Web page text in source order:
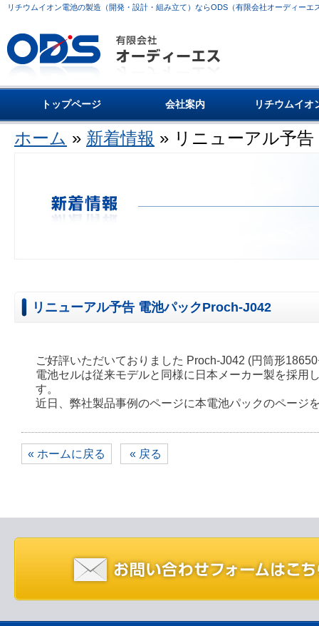
リチウムイオン電池の製造（開発・設計・組み立て）ならODS（有限会社オーディーエ
トップページ 会社案内 リチウムイオ
ホーム » 新着情報 » リニューアル予
リニューアル予告 電池パックProch-J042
ご好評いただいておりました Proch-J042 (円筒形
電池セルは従来モデルと同様に日本メーカー製を採
す。
近日、弊社製品事例のページに本電池パックのページ
« ホームに戻る « 戻る